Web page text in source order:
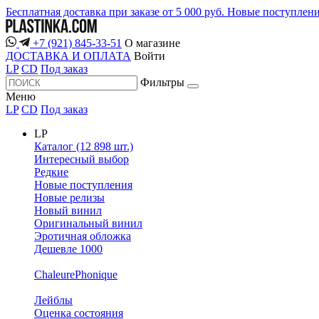
Бесплатная доставка при заказе от 5 000 руб. Новые
+7 (921) 845-33-51 О магазине
ДОСТАВКА И ОПЛАТА Войти
LP CD Под заказ
Фильтры
Меню
LP CD Под заказ
LP
Каталог (12 898 шт.)
Интересный выбор
Редкие
Новые поступления
Новые релизы
Новый винил
Оригинальный винил
Эротичная обложка
Дешевле 1000
ChaleurePhonique
Лейблы
Оценка состояния